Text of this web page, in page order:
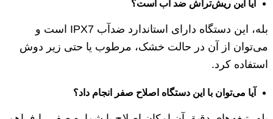
آیا این ریش‌تراش ضد آب است؟
بله، این دستگاه دارای استاندارد ضدآب IPX7 است و
می‌توان از آن در حالت خشک، مرطوب یا حتی زیر دوش
استفاده کرد.
آیا می‌توان با این دستگاه اصلاح صفر انجام داد؟